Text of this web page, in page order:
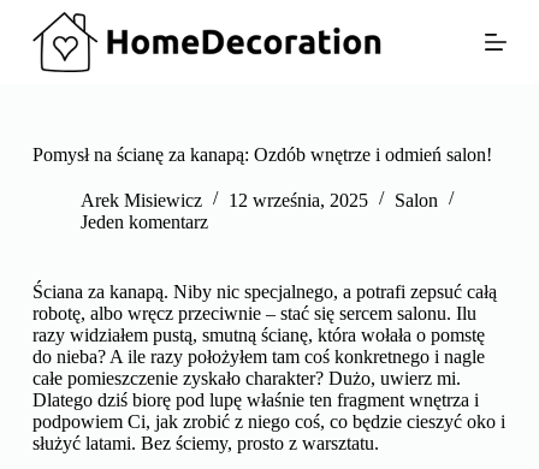
Pomysł na ścianę za kanapą: Ozdób wnętrze i odmień salon!
Arek Misiewicz 12 września, 2025
Salon
Jeden komentarz
Ściana za kanapą. Niby nic specjalnego, a potrafi zepsuć całą
robotę, albo wręcz przeciwnie – stać się sercem salonu. Ilu
razy widziałem pustą, smutną ścianę, która wołała o pomstę
do nieba? A ile razy położyłem tam coś konkretnego i nagle
całe pomieszczenie zyskało charakter? Dużo, uwierz mi.
Dlatego dziś biorę pod lupę właśnie ten fragment wnętrza i
podpowiem Ci, jak zrobić z niego coś, co będzie cieszyć oko i
służyć latami. Bez ściemy, prosto z warsztatu.